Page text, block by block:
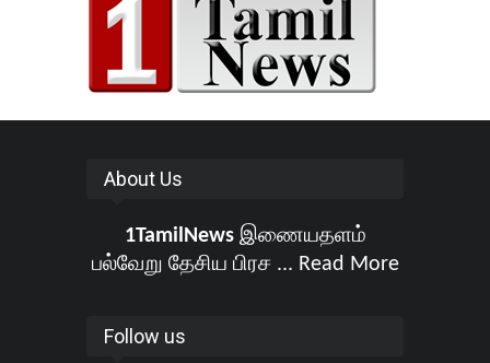
About Us
1TamilNewsஇணையதளம்
பல்வேறு தேசிய பிரச ... Read More
Follow us